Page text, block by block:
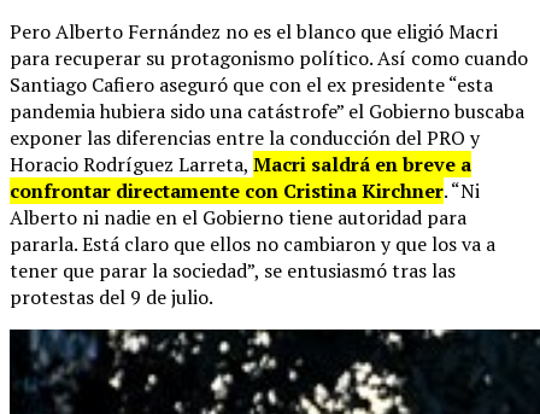
Pero Alberto Fernández no es el blanco que eligió Macri
para recuperar su protagonismo político. Así como cuando
Santiago Cafiero aseguró que con el ex presidente “esta
pandemia hubiera sido una catástrofe” el Gobierno buscaba
exponer las diferencias entre la conducción del PRO y
Horacio Rodríguez Larreta, Macri saldrá en breve a
confrontar directamente con Cristina Kirchner. “Ni
Alberto ni nadie en el Gobierno tiene autoridad para
pararla. Está claro que ellos no cambiaron y que los va a
tener que parar la sociedad”, se entusiasmó tras las
protestas del 9 de julio.